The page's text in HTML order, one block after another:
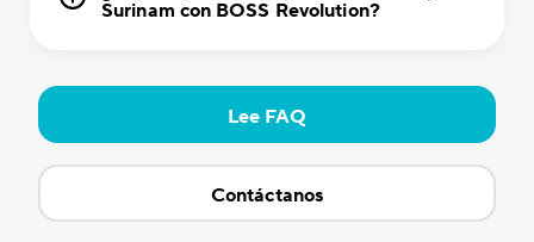
Surinam con BOSS Revolution?
Lee FAQ
Contáctanos